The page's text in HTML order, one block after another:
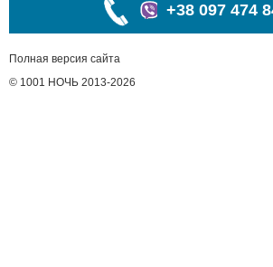
+38 097 474
Полная версия сайта
© 1001 НОЧЬ 2013-2026